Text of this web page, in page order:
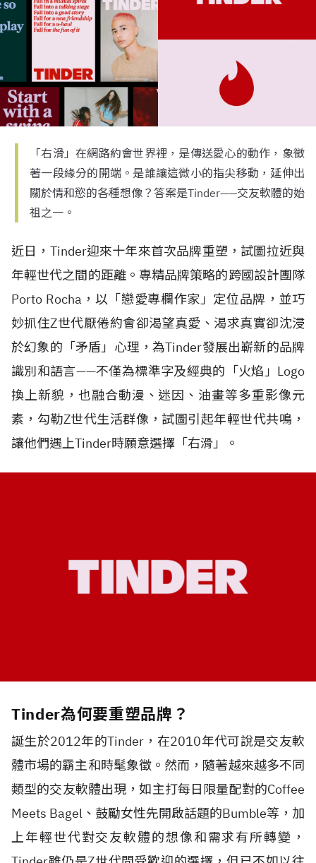
「右滑」在網路約會世界裡，是傳送愛心的動作，象徵
著一段緣分的開端。是誰讓這微小的指尖移動，延伸出
關於情和慾的各種想像？答案是Tinder——交友軟體的始
祖之一。
近日，Tinder迎來十年來首次品牌重塑，試圖拉近與
年輕世代之間的距離。專精品牌策略的跨國設計團隊
Porto Rocha，以「戀愛專欄作家」定位品牌，並巧
妙抓住Z世代厭倦約會卻渴望真愛、渴求真實卻沈浸
於幻象的「矛盾」心理，為Tinder發展出嶄新的品牌
識別和語言——不僅為標準字及經典的「火焰」Logo
換上新貌，也融合動漫、迷因、油畫等多重影像元
素，勾勒Z世代生活群像，試圖引起年輕世代共鳴，
讓他們遇上Tinder時願意選擇「右滑」。
Tinder為何要重塑品牌？
誕生於2012年的Tinder，在2010年代可說是交友軟
體市場的霸主和時髦象徵。然而，隨著越來越多不同
類型的交友軟體出現，如主打每日限量配對的Coffee
Meets Bagel、鼓勵女性先開啟話題的Bumble等，加
上年輕世代對交友軟體的想像和需求有所轉變，